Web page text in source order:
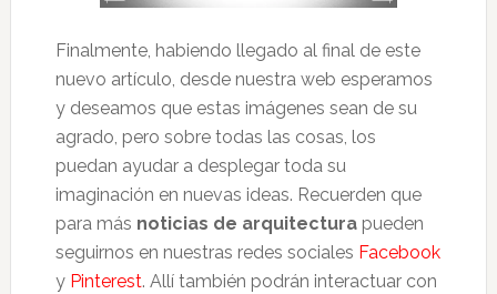
Finalmente, habiendo llegado al final de este
nuevo artículo, desde nuestra web esperamos
y deseamos que estas imágenes sean de su
agrado, pero sobre todas las cosas, los
puedan ayudar a desplegar toda su
imaginación en nuevas ideas. Recuerden que
para más noticias de arquitecturapueden
seguirnos en nuestras redes sociales Facebook
y Pinterest. Allí también podrán interactuar con